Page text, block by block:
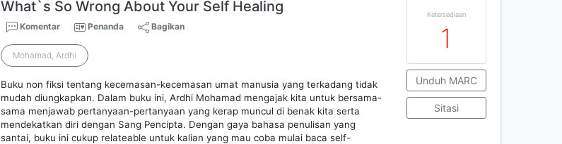
What`s So Wrong About Your Self Healing
Komentar Penanda Bagikan
Mohamad, Ardhi
Buku non fiksi tentang kecemasan-kecemasan umat manusia yang terkadang tidak
mudah diungkapkan. Dalam buku ini, Ardhi Mohamad mengajak kita untuk bersama-
sama menjawab pertanyaan-pertanyaan yang kerap muncul di benak kita serta
mendekatkan diri dengan Sang Pencipta. Dengan gaya bahasa penulisan yang
santai, buku ini cukup relateable untuk kalian yang mau coba mulai baca self-
Ketersediaan
1
Unduh MARC
Sitasi